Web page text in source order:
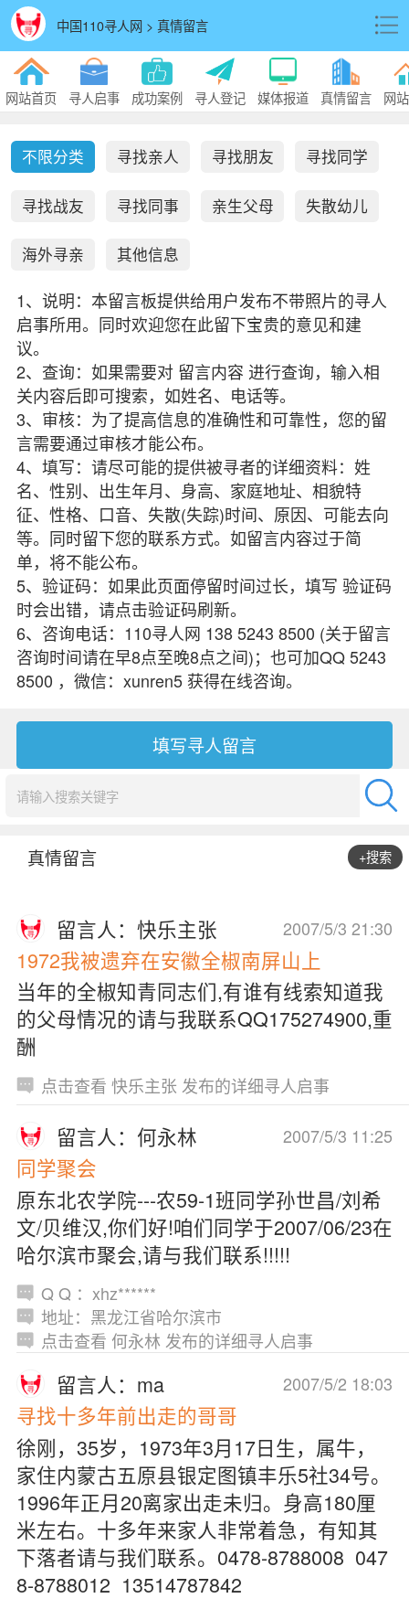
中国110寻人网 > 真情留言
网站首页 寻人启事 成功案例 寻人登记 媒体报道 真情留言 网
不限分类 寻找亲人 寻找朋友 寻找同学
寻找战友 寻找同事 亲生父母 失散幼儿
海外寻亲 其他信息
1、说明：本留言板提供给用户发布不带照片的寻人
启事所用。同时欢迎您在此留下宝贵的意见和建
议。
2、查询：如果需要对 留言内容 进行查询，输入相
关内容后即可搜索，如姓名、电话等。
3、审核：为了提高信息的准确性和可靠性，您的留
言需要通过审核才能公布。
4、填写：请尽可能的提供被寻者的详细资料：姓
名、性别、出生年月、身高、家庭地址、相貌特
征、性格、口音、失散(失踪)时间、原因、可能去向
等。同时留下您的联系方式。如留言内容过于简
单，将不能公布。
5、验证码：如果此页面停留时间过长，填写 验证码
时会出错，请点击验证码刷新。
6、咨询电话：110寻人网 138 5243 8500 (关于留言
咨询时间请在早8点至晚8点之间)；也可加QQ 5243
8500 ，微信：xunren5 获得在线咨询。
+搜索
真情留言
2007/5/3 21:30
留言人：快乐主张
1972我被遗弃在安徽全椒南屏山上
当年的全椒知青同志们,有谁有线索知道我
的父母情况的请与我联系QQ175274900,重
酬
点击查看 快乐主张 发布的详细寻人启事
2007/5/3 11:25
留言人：何永林
同学聚会
原东北农学院---农59-1班同学孙世昌/刘希
文/贝维汉,你们好!咱们同学于2007/06/23在
哈尔滨市聚会,请与我们联系!!!!!
Q Q ：xhz******
地址：黑龙江省哈尔滨市
点击查看 何永林 发布的详细寻人启事
2007/5/2 18:03
留言人：ma
寻找十多年前出走的哥哥
徐刚，35岁，1973年3月17日生，属牛，
家住内蒙古五原县银定图镇丰乐5社34号。
1996年正月20离家出走未归。身高180厘
米左右。十多年来家人非常着急，有知其
下落者请与我们联系。0478-8788008 047
8-8788012 13514787842